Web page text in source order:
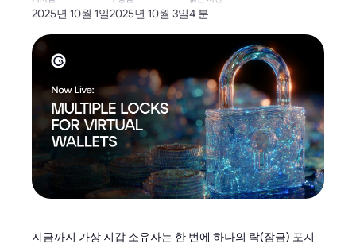
2025년 10월 1일2025년 10월 3일4 분
지금까지 가상 지갑 소유자는 한 번에 하나의 락(잠금) 포지